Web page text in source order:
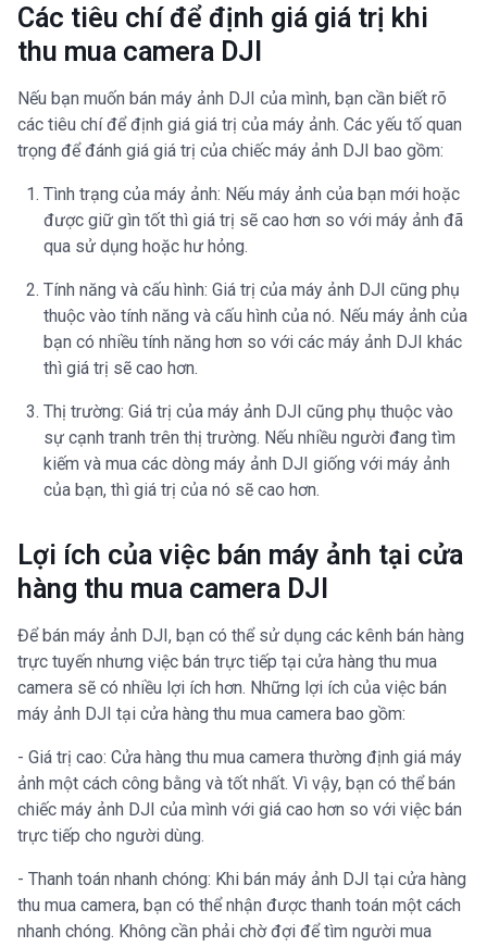
Các tiêu chí để định giá giá trị khi
thu mua camera DJI
Nếu bạn muốn bán máy ảnh DJI của mình, bạn cần biết rõ
các tiêu chí để định giá giá trị của máy ảnh. Các yếu tố quan
trọng để đánh giá giá trị của chiếc máy ảnh DJI bao gồm:
Tình trạng của máy ảnh: Nếu máy ảnh của bạn mới hoặc
được giữ gìn tốt thì giá trị sẽ cao hơn so với máy ảnh đã
qua sử dụng hoặc hư hỏng.
Tính năng và cấu hình: Giá trị của máy ảnh DJI cũng phụ
thuộc vào tính năng và cấu hình của nó. Nếu máy ảnh của
bạn có nhiều tính năng hơn so với các máy ảnh DJI khác
thì giá trị sẽ cao hơn.
Thị trường: Giá trị của máy ảnh DJI cũng phụ thuộc vào
sự cạnh tranh trên thị trường. Nếu nhiều người đang tìm
kiếm và mua các dòng máy ảnh DJI giống với máy ảnh
của bạn, thì giá trị của nó sẽ cao hơn.
Lợi ích của việc bán máy ảnh tại cửa
hàng thu mua camera DJI
Để bán máy ảnh DJI, bạn có thể sử dụng các kênh bán hàng
trực tuyến nhưng việc bán trực tiếp tại cửa hàng thu mua
camera sẽ có nhiều lợi ích hơn. Những lợi ích của việc bán
máy ảnh DJI tại cửa hàng thu mua camera bao gồm:
- Giá trị cao: Cửa hàng thu mua camera thường định giá máy
ảnh một cách công bằng và tốt nhất. Vì vậy, bạn có thể bán
chiếc máy ảnh DJI của mình với giá cao hơn so với việc bán
trực tiếp cho người dùng.
- Thanh toán nhanh chóng: Khi bán máy ảnh DJI tại cửa hàng
thu mua camera, bạn có thể nhận được thanh toán một cách
nhanh chóng. Không cần phải chờ đợi để tìm người mua